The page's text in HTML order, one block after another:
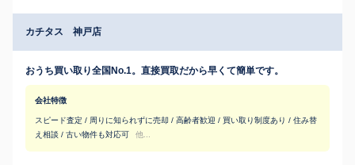
カチタス 神戸店
おうち買い取り全国No.1。直接買取だから早くて簡単です。
会社特徴
スピード査定 / 周りに知られずに売却 / 高齢者歓迎 / 買い取り制度あり / 住み替
え相談 / 古い物件も対応可
他...